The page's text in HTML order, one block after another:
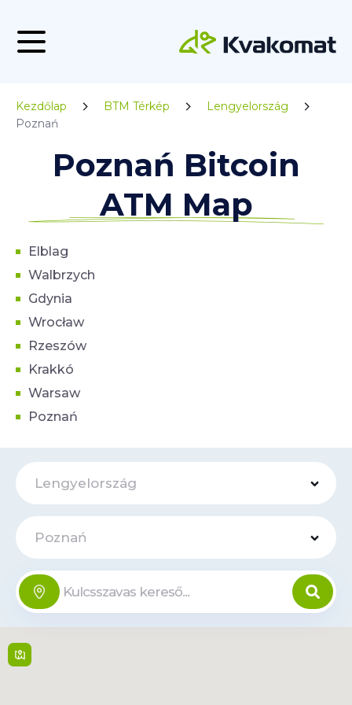
Kezdőlap BTM Térkép
Lengyelország
Poznań
Poznań Bitcoin
ATM Map
Elblag
Walbrzych
Gdynia
Wrocław
Rzeszów
Krakkó
Warsaw
Poznań
Lengyelország
Poznań